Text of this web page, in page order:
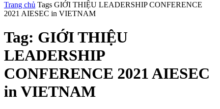
Trang chủ Tags GIỚI THIỆU LEADERSHIP CONFERENCE
2021 AIESEC in VIETNAM
Tag: GIỚI THIỆU
LEADERSHIP
CONFERENCE 2021 AIESEC
in VIETNAM